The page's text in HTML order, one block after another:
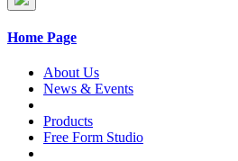
Home Page
About Us
News & Events
Products
Free Form Studio